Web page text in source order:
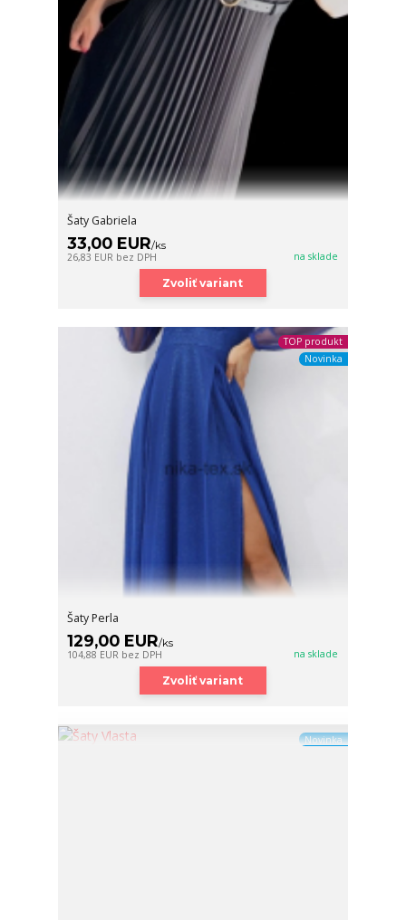
Šaty Gabriela
33,00 EUR/ks
26,83 EUR bez DPH na sklade
Zvoliť variant
TOP produkt
Novinka
Šaty Perla
129,00 EUR/ks
104,88 EUR bez DPH na sklade
Zvoliť variant
Novinka